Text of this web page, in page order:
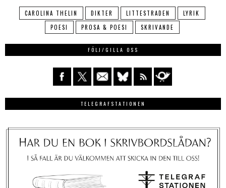
CAROLINA THELIN DIKTER LITTESTRADEN
LYRIK
POESI
PROSA & POESI SKRIVANDE
FÖLJ/GILLA OSS
TELEGRAFSTATIONEN